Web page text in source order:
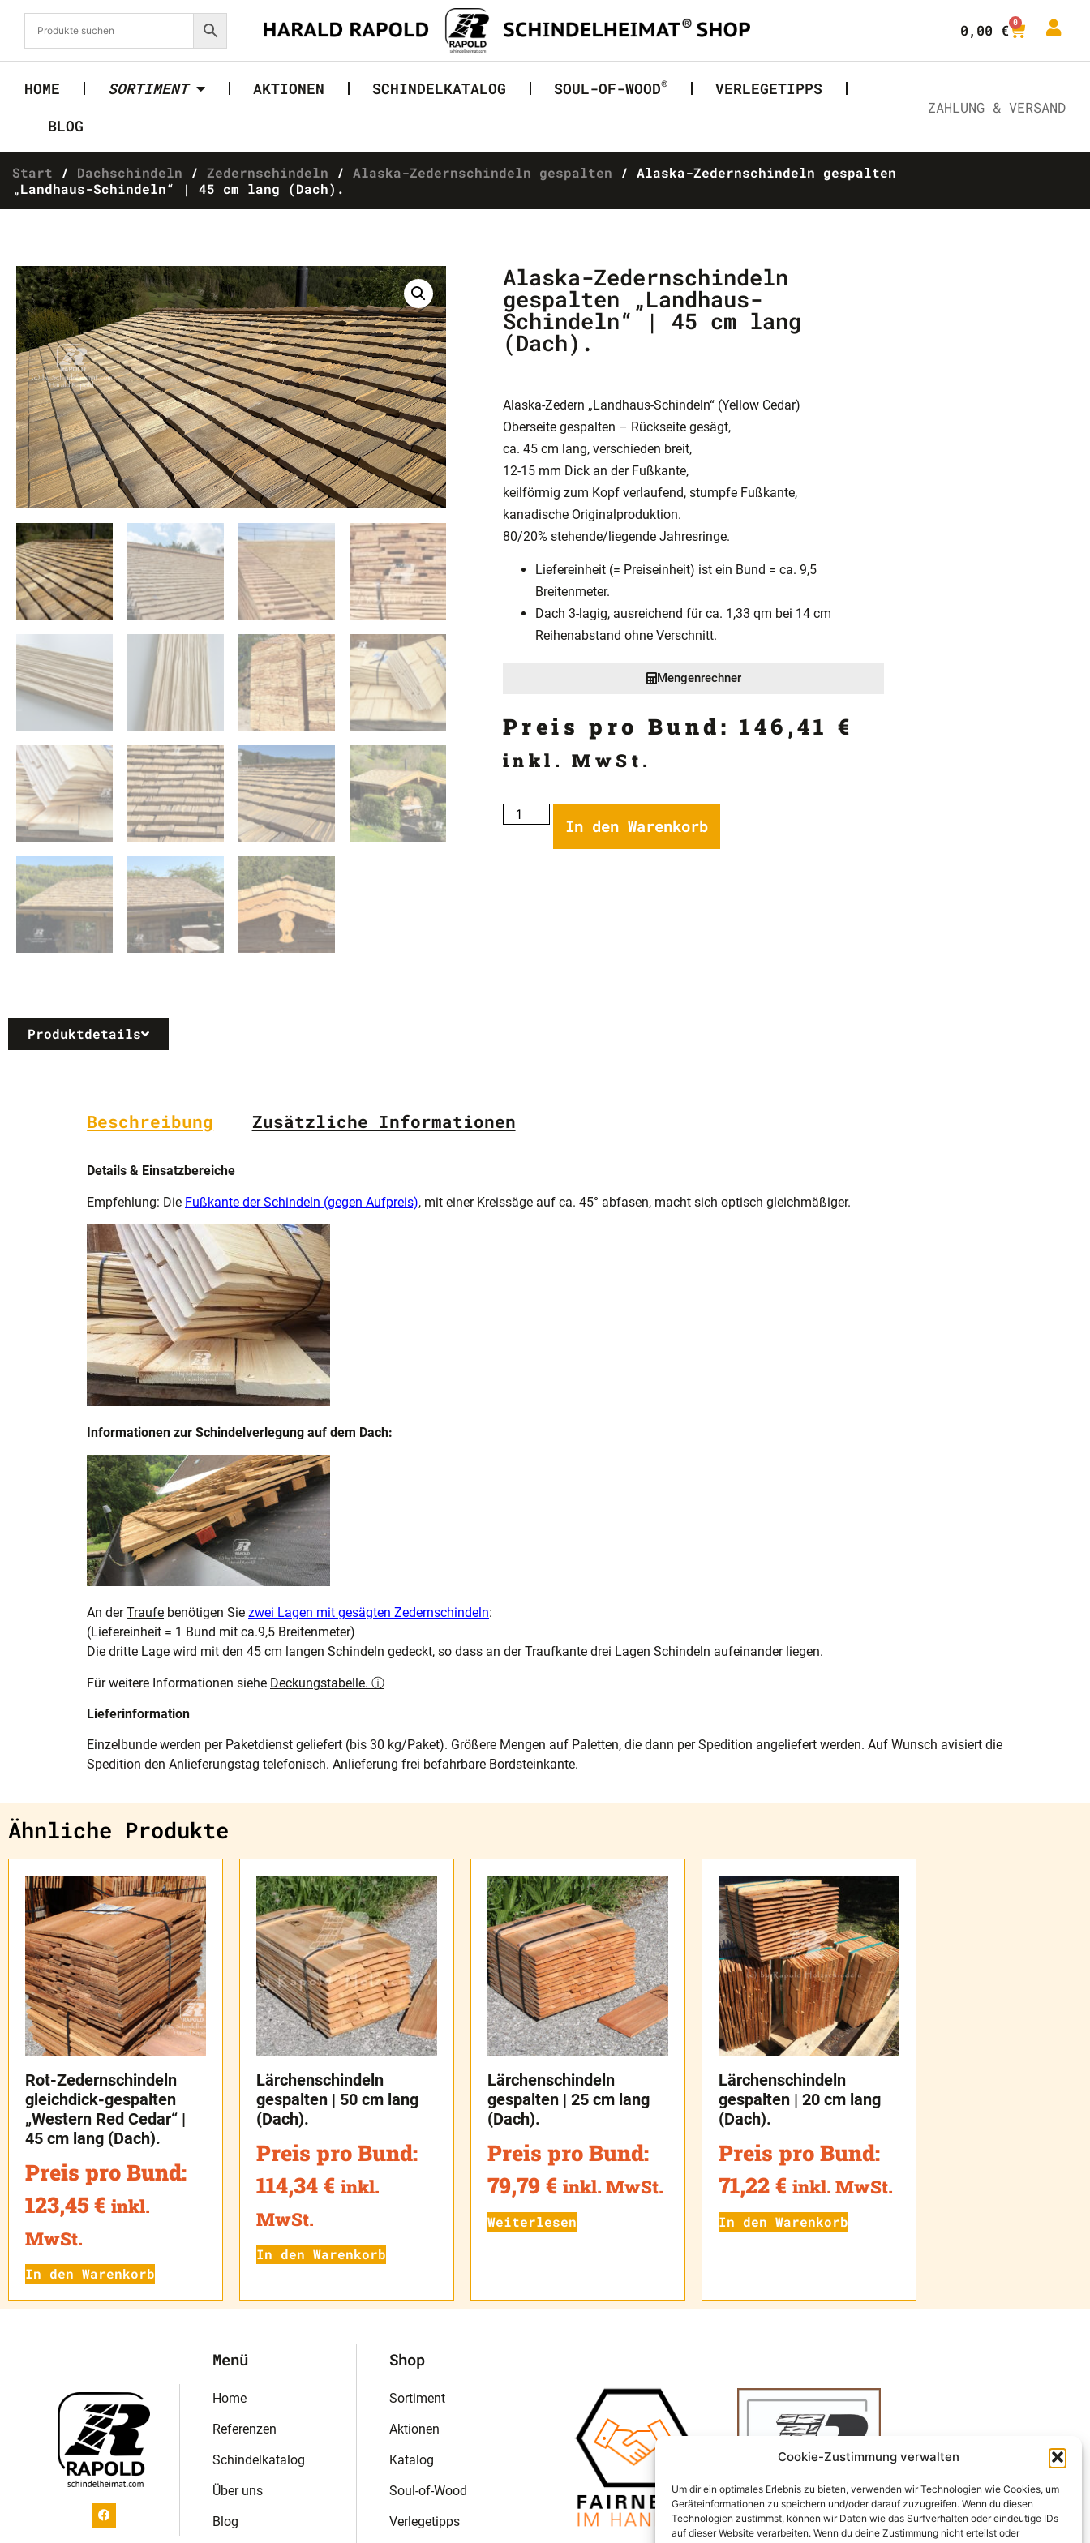
Cookie-Zustimmung verwalten
Um dir ein optimales Erlebnis zu bieten, verwenden wir Technologien wie Cookies, um
Geräteinformationen zu speichern und/oder darauf zuzugreifen. Wenn du diesen
Technologien zustimmst, können wir Daten wie das Surfverhalten oder eindeutige IDs
auf dieser Website verarbeiten. Wenn du deine Zustimmung nicht erteilst oder
0,00 € 0
HOME SORTIMENT AKTIONEN SCHINDELKATALOG SOUL-OF-WOOD®
VERLEGETIPPS
BLOG
ZAHLUNG & VERSAND
Start / Dachschindeln / Zedernschindeln / Alaska-Zedernschindeln gespalten / Alaska-Zedernschindeln gespalten
„Landhaus-Schindeln“ | 45 cm lang (Dach).
Alaska-Zedernschindeln
gespalten „Landhaus-
Schindeln“ | 45 cm lang
(Dach).
Alaska-Zedern „Landhaus-Schindeln“ (Yellow Cedar)
Oberseite gespalten – Rückseite gesägt,
ca. 45 cm lang, verschieden breit,
12-15 mm Dick an der Fußkante,
keilförmig zum Kopf verlaufend, stumpfe Fußkante,
kanadische Originalproduktion.
80/20% stehende/liegende Jahresringe.
Liefereinheit (= Preiseinheit) ist ein Bund = ca. 9,5
Breitenmeter.
Dach 3-lagig, ausreichend für ca. 1,33 qm bei 14 cm
Reihenabstand ohne Verschnitt.
Mengenrechner
Preis pro Bund:146,41€
inkl. MwSt.
In den Warenkorb
Produktdetails
Beschreibung Zusätzliche Informationen
Details & Einsatzbereiche
Empfehlung: Die Fußkante der Schindeln (gegen Aufpreis), mit einer Kreissäge auf ca. 45° abfasen, macht sich optisch gleichmäßiger.
Informationen zur Schindelverlegung auf dem Dach:
An derTraufe benötigen Sie zwei Lagen mit gesägten Zedernschindeln:
(Liefereinheit = 1 Bund mit ca.9,5 Breitenmeter)
Die dritte Lage wird mit den 45 cm langen Schindeln gedeckt, so dass an der Traufkante drei Lagen Schindeln aufeinander liegen.
Für weitere Informationen siehe Deckungstabelle. ⓘ
Lieferinformation
Einzelbunde werden per Paketdienst geliefert (bis 30 kg/Paket). Größere Mengen auf Paletten, die dann per Spedition angeliefert werden. Auf Wunsch avisiert die
Spedition den Anlieferungstag telefonisch. Anlieferung frei befahrbare Bordsteinkante.
Ähnliche Produkte
Rot-Zedernschindeln
gleichdick-gespalten
„Western Red Cedar“ |
45 cm lang (Dach).
Preis pro Bund:
123,45€ inkl.
MwSt.
In den Warenkorb
Lärchenschindeln
gespalten | 50 cm lang
(Dach).
Preis pro Bund:
114,34 € inkl.
MwSt.
In den Warenkorb
Lärchenschindeln
gespalten | 25 cm lang
(Dach).
Preis pro Bund:
79,79 € inkl. MwSt.
Weiterlesen
Lärchenschindeln
gespalten | 20 cm lang
(Dach).
Preis pro Bund:
71,22 € inkl. MwSt.
In den Warenkorb
Menü
Home
Referenzen
Schindelkatalog
Über uns
Blog
Shop
Sortiment
Aktionen
Katalog
Soul-of-Wood
Verlegetipps